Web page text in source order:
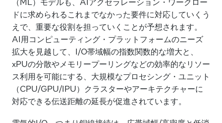
ドに求められるこれまでなかった要件に対応していくう
えで、重要な役割を担っていくことが予想されます。
AI用コンピューティング・プラットフォームのニーズ
拡大を見越して、I/O帯域幅の指数関数的な増大と、
xPUの分散やメモリープーリングなどの効率的なリソー
ス利用を可能にする、大規模なプロセシング・ユニット
（CPU/GPU/IPU）クラスターやアーキテクチャーに
対応できる伝送距離の延長が促進されています。